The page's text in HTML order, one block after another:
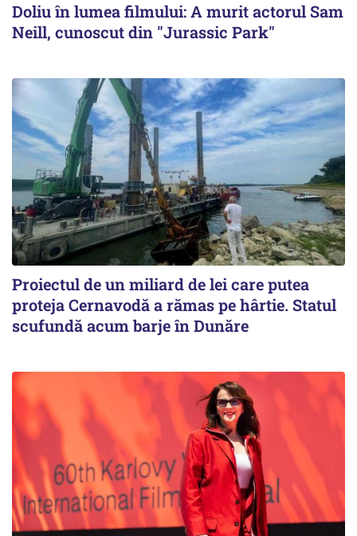
Doliu în lumea filmului: A murit actorul Sam
Neill, cunoscut din "Jurassic Park"
Proiectul de un miliard de lei care putea
proteja Cernavodă a rămas pe hârtie. Statul
scufundă acum barje în Dunăre